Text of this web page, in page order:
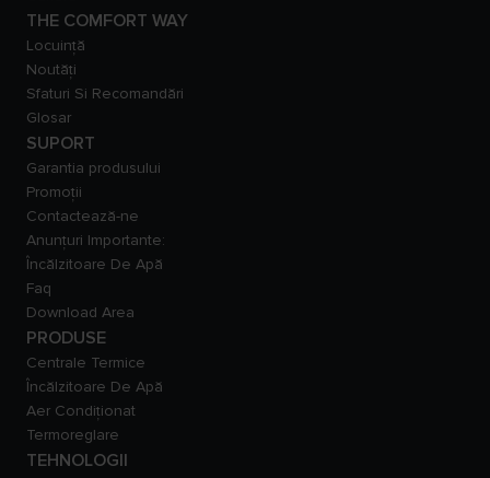
THE COMFORT WAY
Locuință
Noutăți
Sfaturi Si Recomandări
Glosar
SUPORT
Garantia produsului
Promoții
Contactează-ne
Anunțuri Importante:
Încălzitoare De Apă
Faq
Download Area
PRODUSE
Centrale Termice
Încălzitoare De Apă
Aer Condiționat
Termoreglare
TEHNOLOGII